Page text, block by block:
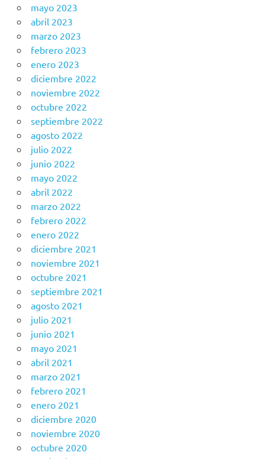
mayo 2023
abril 2023
marzo 2023
febrero 2023
enero 2023
diciembre 2022
noviembre 2022
octubre 2022
septiembre 2022
agosto 2022
julio 2022
junio 2022
mayo 2022
abril 2022
marzo 2022
febrero 2022
enero 2022
diciembre 2021
noviembre 2021
octubre 2021
septiembre 2021
agosto 2021
julio 2021
junio 2021
mayo 2021
abril 2021
marzo 2021
febrero 2021
enero 2021
diciembre 2020
noviembre 2020
octubre 2020